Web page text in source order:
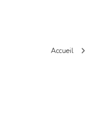
Accueil